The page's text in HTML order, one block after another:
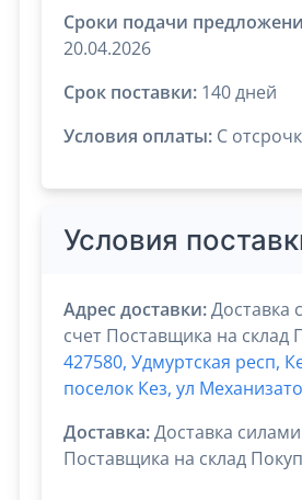
Сроки подачи
20.04.2026
Срок поставки: 140 дней
Условия оплаты: C
Условия
Адрес доставки:Доставка
счет Поставщика на склад
427580, Удмуртская респ,
поселок Кез, ул
Доставка:Доставка
Поставщика на склад